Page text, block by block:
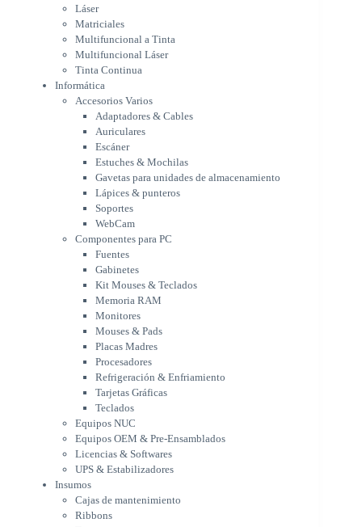
Adaptadores & Cables
Auriculares
Escáner
Estuches & Mochilas
Gavetas para unidades de
almacenamiento
Lápices & punteros
Soportes
WebCam
Componentes para PC
Fuentes
Gabinetes
Kit Mouses & Teclados
Memoria RAM
Monitores
Mouses & Pads
Placas Madres
Procesadores
Refrigeración & Enfriamiento
Tarjetas Gráficas
Teclados
Equipos NUC
Equipos OEM & Pre-Ensamblados
Licencias & Softwares
UPS & Estabilizadores
Insumos
Cajas de mantenimiento
Ribbons
Tintas
Tóners
Varios
Network
Accesorios Redes
Láser
Matriciales
Multifuncional a Tinta
Multifuncional Láser
Tinta Continua
Informática
Accesorios Varios
Adaptadores & Cables
Auriculares
Escáner
Estuches & Mochilas
Gavetas para unidades de almacenamiento
Lápices & punteros
Soportes
WebCam
Componentes para PC
Fuentes
Gabinetes
Kit Mouses & Teclados
Memoria RAM
Monitores
Mouses & Pads
Placas Madres
Procesadores
Refrigeración & Enfriamiento
Tarjetas Gráficas
Teclados
Equipos NUC
Equipos OEM & Pre-Ensamblados
Licencias & Softwares
UPS & Estabilizadores
Insumos
Cajas de mantenimiento
Ribbons